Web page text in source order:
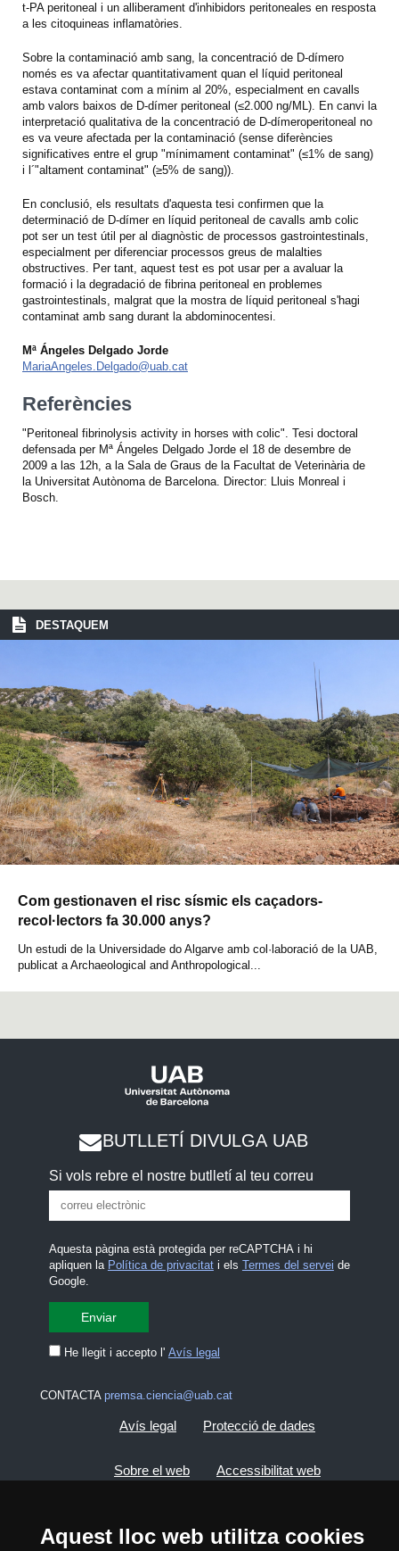
Aquest lloc web utilitza cookies
t-PA peritoneal i un alliberament d'inhibidors peritoneales en resposta
a les citoquineas inflamatòries.
Sobre la contaminació amb sang, la concentració de D-dímero
només es va afectar quantitativament quan el líquid peritoneal
estava contaminat com a mínim al 20%, especialment en cavalls
amb valors baixos de D-dímer peritoneal (≤2.000 ng/ML). En canvi la
interpretació qualitativa de la concentració de D-dímeroperitoneal no
es va veure afectada per la contaminació (sense diferències
significatives entre el grup "mínimament contaminat" (≤1% de sang)
i l´"altament contaminat" (≥5% de sang)).
En conclusió, els resultats d'aquesta tesi confirmen que la
determinació de D-dímer en líquid peritoneal de cavalls amb colic
pot ser un test útil per al diagnòstic de processos gastrointestinals,
especialment per diferenciar processos greus de malalties
obstructives. Per tant, aquest test es pot usar per a avaluar la
formació i la degradació de fibrina peritoneal en problemes
gastrointestinals, malgrat que la mostra de líquid peritoneal s'hagi
contaminat amb sang durant la abdominocentesi.
Mª Ángeles Delgado Jorde
MariaAngeles.Delgado@uab.cat
Referències
"Peritoneal fibrinolysis activity in horses with colic". Tesi doctoral
defensada per Mª Ángeles Delgado Jorde el 18 de desembre de
2009 a las 12h, a la Sala de Graus de la Facultat de Veterinària de
la Universitat Autònoma de Barcelona. Director: Lluis Monreal i
Bosch.
DESTAQUEM
Com gestionaven el risc sísmic els caçadors-
recol·lectors fa 30.000 anys?
Un estudi de la Universidade do Algarve amb col·laboració de la UAB,
publicat a Archaeological and Anthropological...
BUTLLETÍ DIVULGA UAB
Si vols rebre el nostre butlletí al teu correu
Aquesta pàgina està protegida per reCAPTCHA i hi
apliquen la Política de privacitati els Termes del servei de
Google.
He llegit i accepto l' Avís legal
CONTACTA premsa.ciencia@uab.cat
Avís legal Protecció de dades
Sobre el web Accessibilitat web